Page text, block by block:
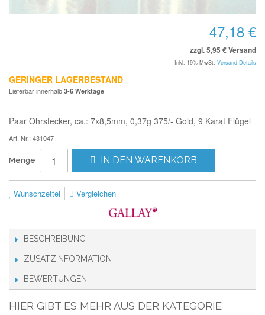
47,18 €
zzgl. 5,95 € Versand
Inkl. 19% MwSt. Versand Details
GERINGER LAGERBESTAND
Lieferbar innerhalb 3-6 Werktage
Paar Ohrstecker, ca.: 7x8,5mm, 0,37g 375/- Gold, 9 Karat Flügel
Art. Nr.: 431047
Menge IN DEN WARENKORB
Wunschzettel Vergleichen
BESCHREIBUNG
ZUSATZINFORMATION
BEWERTUNGEN
HIER GIBT ES MEHR AUS DER KATEGORIE